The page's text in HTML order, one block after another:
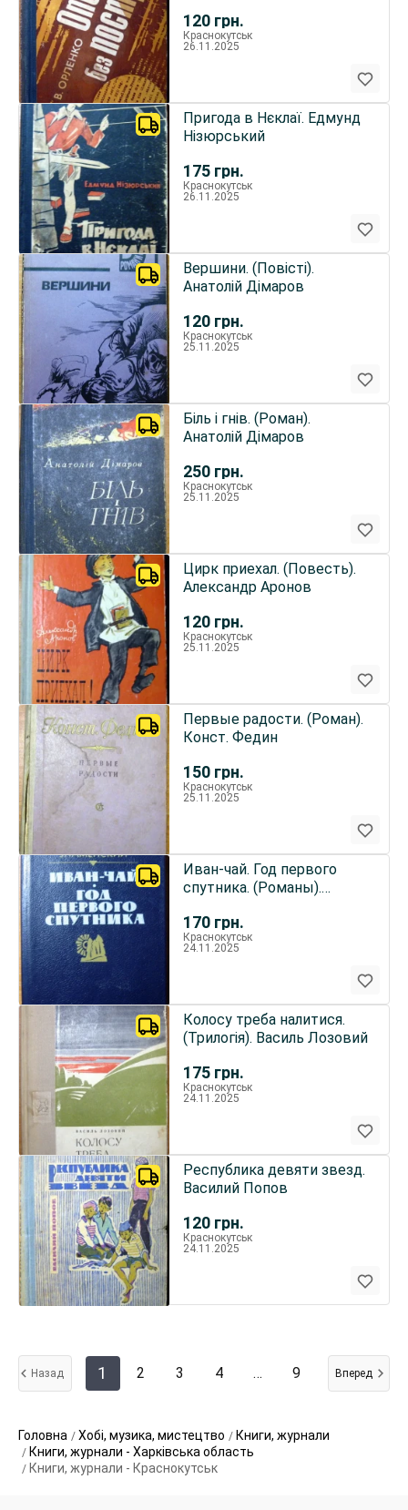
120 грн.
Краснокутськ
26.11.2025
175 грн.
Пригода в Нєклаї. Едмунд
Нізюрський
Краснокутськ
26.11.2025
120 грн.
Вершини. (Повісті).
Анатолій Дімаров
Краснокутськ
25.11.2025
250 грн.
Біль і гнів. (Роман).
Анатолій Дімаров
Краснокутськ
25.11.2025
120 грн.
Цирк приехал. (Повесть).
Александр Аронов
Краснокутськ
25.11.2025
150 грн.
Первые радости. (Роман).
Конст. Федин
Краснокутськ
25.11.2025
170 грн.
Иван-чай. Год первого
спутника. (Романы).
Краснокутськ
24.11.2025
175 грн.
Колосу треба налитися.
(Трилогія). Василь Лозовий
Краснокутськ
24.11.2025
120 грн.
Республика девяти звезд.
Василий Попов
Краснокутськ
24.11.2025
Назад 1 2 3 4 … 9 Вперед
Головна Хобі, музика, мистецтво
Книги, журнали
Книги, журнали - Харківська область
Книги, журнали - Краснокутськ